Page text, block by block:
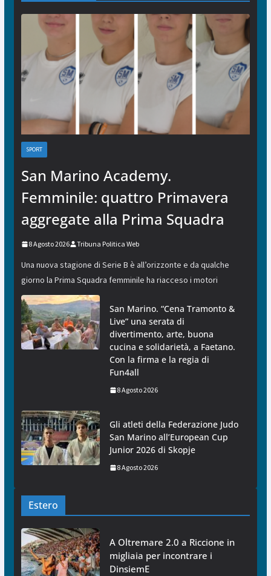
SPORT
San Marino Academy.
Femminile: quattro Primavera
aggregate alla Prima Squadra
8 Agosto 2026 Tribuna Politica Web
Una nuova stagione di Serie B è all’orizzonte e da qualche
giorno la Prima Squadra femminile ha riacceso i motori
San Marino. “Cena Tramonto &
Live” una serata di
divertimento, arte, buona
cucina e solidarietà, a Faetano.
Con la firma e la regia di
Fun4all
8 Agosto 2026
Gli atleti della Federazione Judo
San Marino all’European Cup
Junior 2026 di Skopje
8 Agosto 2026
Estero
A Oltremare 2.0 a Riccione in
migliaia per incontrare i
DinsiemE